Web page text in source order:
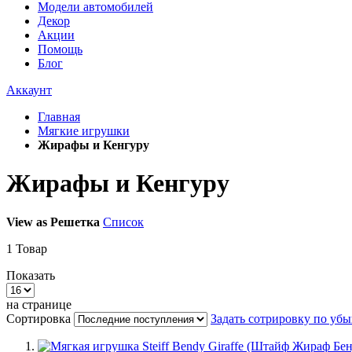
Модели автомобилей
Декор
Акции
Помощь
Блог
Аккаунт
Главная
Мягкие игрушки
Жирафы и Кенгуру
Жирафы и Кенгуру
View as Решетка Список
1 Товар
Показать
на странице
Сортировка
Задать сотрировку по